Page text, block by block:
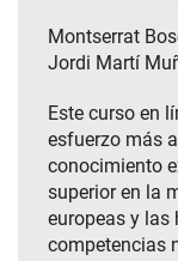
Montserrat
Jordi Martí
Este curso en
esfuerzo más
conocimiento
superior en la
europeas y las
competencias